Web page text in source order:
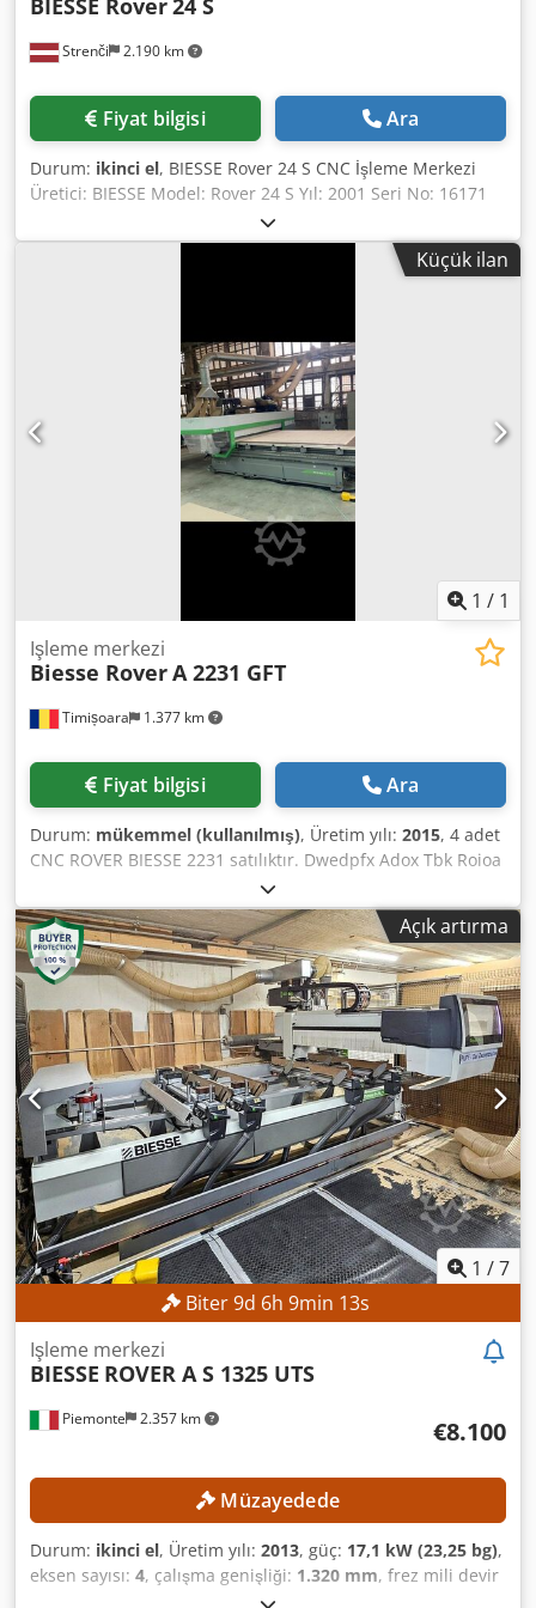
Strenči 2.190 km
BIESSE Rover24 S
Fiyat bilgisi Ara
Durum: ikinci el, BIESSE Rover 24 S CNC İşleme Merkezi
Üretici: BIESSE Model: Rover 24 S Yıl: 2001 Seri No: 16171
Güç kaynağı: 230 V Güç: 20 kW Nominal akım: 59 A Frekans:
50 Hz Hava basıncı: 6,5–7,5 bar Gerekli hava akışı: 30 m/s
Dodpfx Adjzrv Hbsijwa Ağırlık: 3.450 kg Makinenin bakıma
Küçük ilan
1 / 1
Timișoara 1.377 km
Işleme merkezi
Biesse RoverA 2231 GFT
Fiyat bilgisi Ara
Durum: mükemmel (kullanılmış), Üretim yılı: 2015, 4 adet
CNC ROVER BIESSE 2231 satılıktır. Dwedpfx Adox Tbk Roioa
Üretim yılları: 2013, 2014, 2015, 2016. Çok iyi
durumdadırlar.
Açık artırma
1 /7
Biter9d 6h 9min 11s
Piemonte 2.357 km
Işleme merkezi
BIESSE ROVER A S 1325 UTS
€8.100
Müzayedede
Durum: ikinci el, Üretim yılı: 2013, güç: 17,1 kW (23,25 bg),
eksen sayısı: 4, çalışma genişliği: 1.320 mm, frez mili devir
, çalışma uzunluğu: